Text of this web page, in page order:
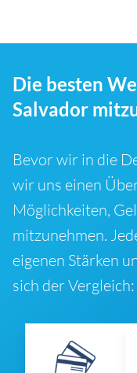
Die besten
Salvador
Bevor wir in die
wir uns einen
Möglichkeiten,
mitzunehmen.
eigenen Stärken
sich der Vergleich: